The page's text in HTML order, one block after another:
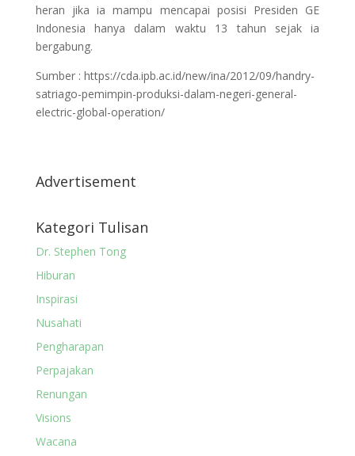
heran jika ia mampu mencapai posisi Presiden GE
Indonesia hanya dalam waktu 13 tahun sejak ia
bergabung.
Sumber : https://cda.ipb.ac.id/new/ina/2012/09/handry-
satriago-pemimpin-produksi-dalam-negeri-general-
electric-global-operation/
Advertisement
Kategori Tulisan
Dr. Stephen Tong
Hiburan
Inspirasi
Nusahati
Pengharapan
Perpajakan
Renungan
Visions
Wacana